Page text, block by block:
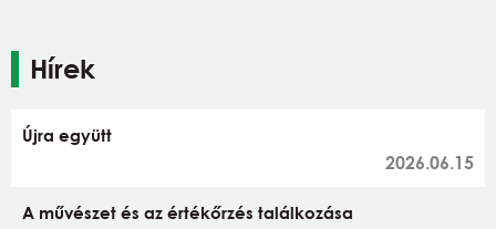
Hírek
Újra együtt
2026.06.15
A művészet és az értékőrzés találkozása